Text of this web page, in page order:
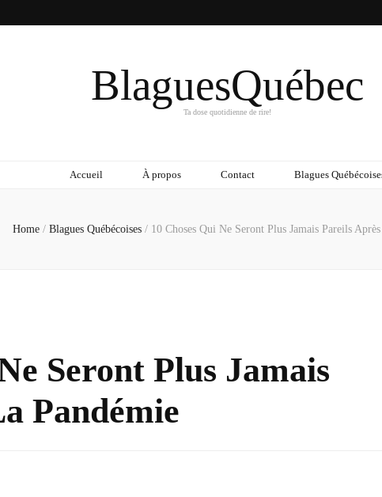
BlaguesQuébec
Ta dose quotidienne de rire!
Accueil À propos Contact Blagues
Home / Blagues Québécoises / 10 Choses Qui Ne Seront Plus Jamais Pareils
Seront Plus Jamais
Pandémie